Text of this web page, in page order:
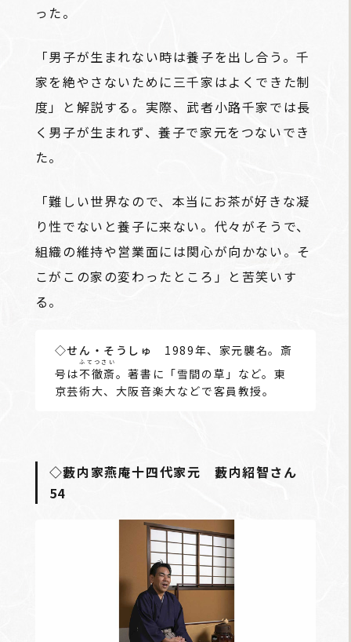
った。
「男子が生まれない時は養子を出し合う。千
家を絶やさないために三千家はよくできた制
度」と解説する。実際、武者小路千家では長
く男子が生まれず、養子で家元をつないでき
た。
「難しい世界なので、本当にお茶が好きな凝
り性でないと養子に来ない。代々がそうで、
組織の維持や営業面には関心が向かない。そ
こがこの家の変わったところ」と苦笑いす
る。
◇せん・そうしゅ
1989年、家元襲名。斎
号は不徹斎
ふてつさい
。著書に「雪間の草」など。東
京芸術大、大阪音楽大などで客員教授。
◇藪内家燕庵十四代家元 藪内紹智さん
54